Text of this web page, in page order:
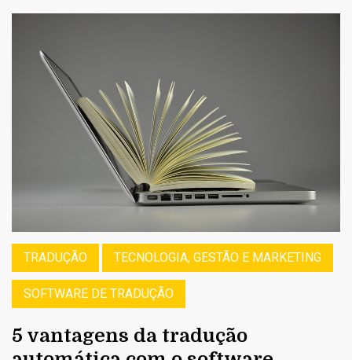
TRADUÇÃO TECNOLOGIA, GESTÃO E MARKETING
SOFTWARE DE TRADUÇÃO
5 vantagens da tradução